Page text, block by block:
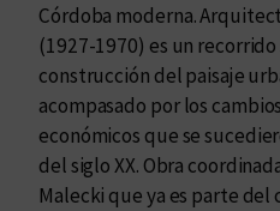
Córdoba moderna.
(1927-1970) es un
construcción del paisaje
acompasado por los
económicos que se
del siglo XX. Obra
Malecki que ya es parte del